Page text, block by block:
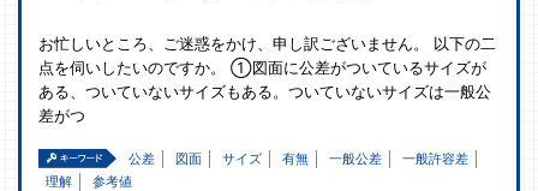
お忙しいところ、ご迷惑をかけ、申し訳ございません。 以下の二
点を伺いしたいのですか。 ①図面に公差がついているサイズが
ある、ついていないサイズもある。ついていないサイズは一般公
差がつ
公差 図面 サイズ 有無 一般公差
一般許容差
理解
参考値